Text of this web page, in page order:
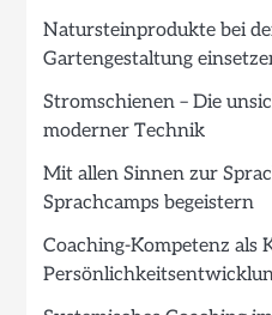
Natursteinprodukte bei
Gartengestaltung
Stromschienen – Die
moderner Technik
Mit allen Sinnen zur
Sprachcamps begeistern
Coaching-Kompetenz als